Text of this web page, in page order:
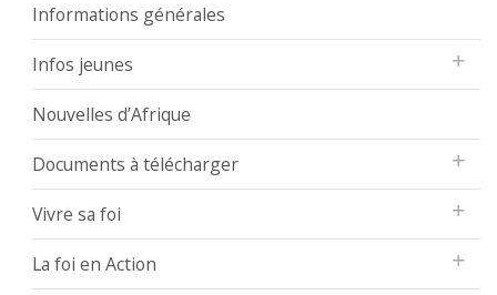
Informations générales
Infos jeunes
Nouvelles d’Afrique
Documents à télécharger
Vivre sa foi
La foi en Action